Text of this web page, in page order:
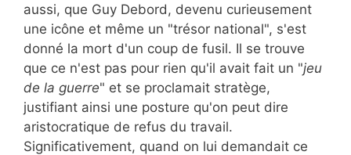
aussi, que Guy Debord, devenu curieusement
une icône et même un "trésor national", s'est
donné la mort d'un coup de fusil. Il se trouve
que ce n'est pas pour rien qu'il avait fait un "jeu
de la guerre" et se proclamait stratège,
justifiant ainsi une posture qu'on peut dire
aristocratique de refus du travail.
Significativement, quand on lui demandait ce